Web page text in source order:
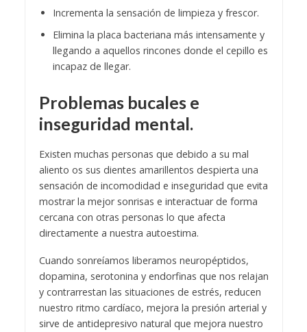
Incrementa la sensación de limpieza y frescor.
Elimina la placa bacteriana más intensamente y
llegando a aquellos rincones donde el cepillo es
incapaz de llegar.
Problemas bucales e
inseguridad mental.
Existen muchas personas que debido a su mal
aliento os sus dientes amarillentos despierta una
sensación de incomodidad e inseguridad que evita
mostrar la mejor sonrisas e interactuar de forma
cercana con otras personas lo que afecta
directamente a nuestra autoestima.
Cuando sonreíamos liberamos neuropéptidos,
dopamina, serotonina y endorfinas que nos relajan
y contrarrestan las situaciones de estrés, reducen
nuestro ritmo cardíaco, mejora la presión arterial y
sirve de antidepresivo natural que mejora nuestro